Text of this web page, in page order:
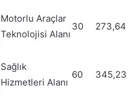
Motorlu Araçlar
Teknolojisi Alanı
30 273,64
Sağlık
Hizmetleri Alanı
60 345,23